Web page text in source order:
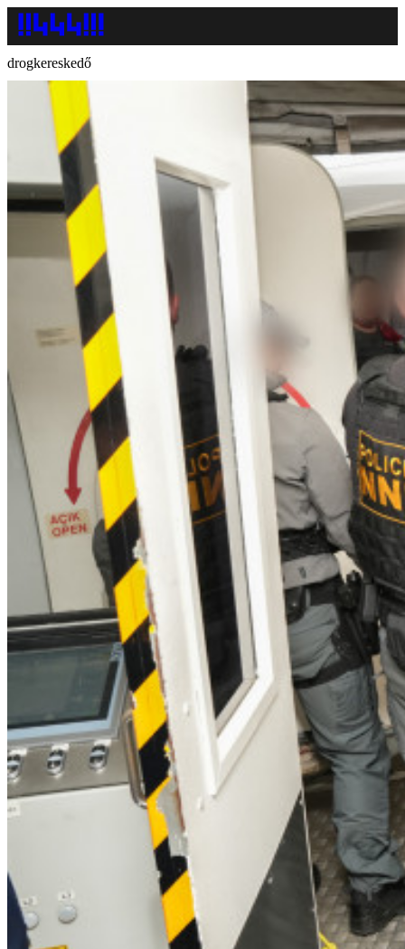
drogkereskedő